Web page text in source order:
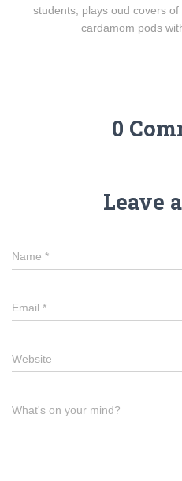
students, plays oud covers
cardamom pods
0
Leave
Name *
Email *
Website
What's on your mind?